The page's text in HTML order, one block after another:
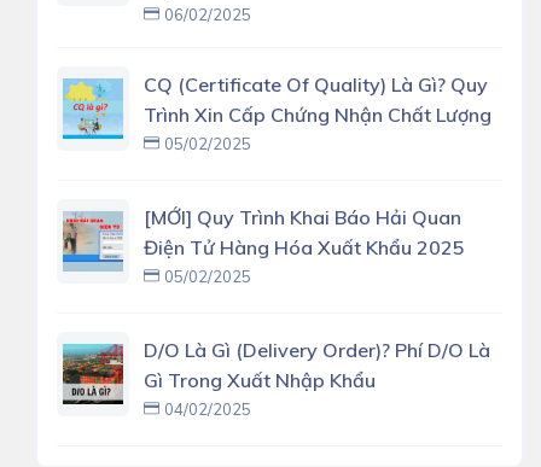
06/02/2025
CQ (Certificate Of Quality) Là Gì? Quy
Trình Xin Cấp Chứng Nhận Chất Lượng
05/02/2025
[MỚI] Quy Trình Khai Báo Hải Quan
Điện Tử Hàng Hóa Xuất Khẩu 2025
05/02/2025
D/O Là Gì (delivery Order)? Phí D/O Là
Gì Trong Xuất Nhập Khẩu
04/02/2025